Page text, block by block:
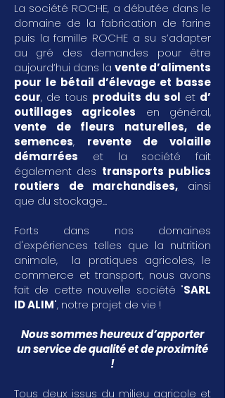
La société ROCHE, a débutée dans le
domaine de la fabrication de farine
puis la famille ROCHE a su s’adapter
au gré des demandes pour être
aujourd’hui dans la vente d’aliments
pour le bétail d’élevage et basse
cour, de tous produits du sol et d’
outillages agricoles en général,
vente de fleurs naturelles, de
semences, revente de volaille
démarrées et la société fait
également des transports publics
routiers de marchandises, ainsi
que du stockage...
Forts dans nos domaines
d'expériences telles que la nutrition
animale, la pratiques agricoles, le
commerce et transport, nous avons
fait de cette nouvelle société "SARL
ID ALIM", notre projet de vie !
Nous sommes heureux d’apporter
un service de qualité et de proximité
!
Tous deux issus du milieu agricole et